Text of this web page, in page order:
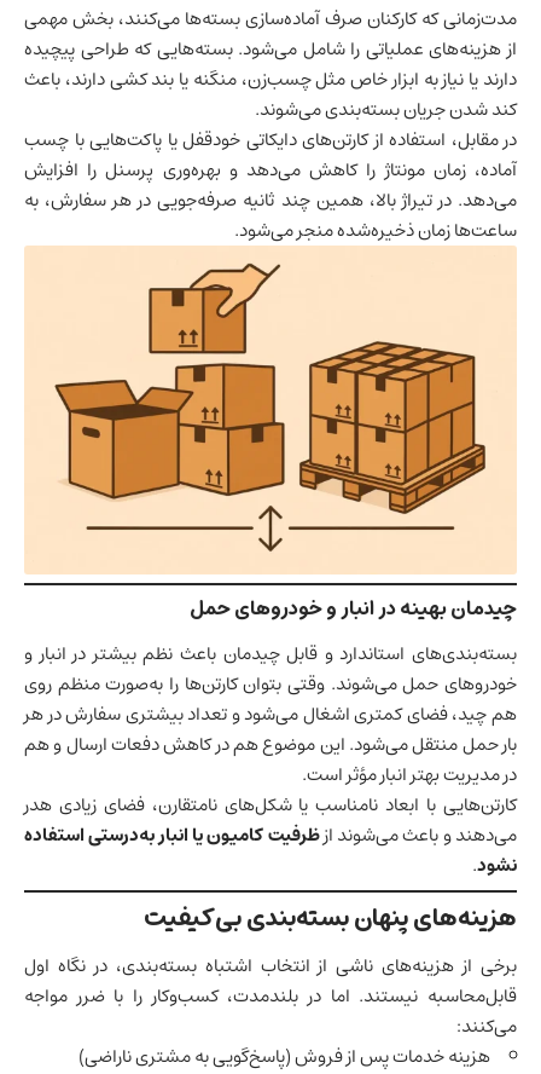
مدت‌زمانی که کارکنان صرف آماده‌سازی بسته‌ها می‌کنند، بخش مهمی
از هزینه‌های عملیاتی را شامل می‌شود. بسته‌هایی که طراحی پیچیده
دارند یا نیاز به ابزار خاص مثل چسب‌زن، منگنه یا بند کشی دارند، باعث
کند شدن جریان بسته‌بندی می‌شوند.
در مقابل، استفاده از کارتن‌های دایکاتی خودقفل یا پاکت‌هایی با چسب
آماده، زمان مونتاژ را کاهش می‌دهد و بهره‌وری پرسنل را افزایش
می‌دهد. در تیراژ بالا، همین چند ثانیه صرفه‌جویی در هر سفارش، به
ساعت‌ها زمان ذخیره‌شده منجر می‌شود.
چیدمان بهینه در انبار و خودروهای حمل
بسته‌بندی‌های استاندارد و قابل چیدمان باعث نظم بیشتر در انبار و
خودروهای حمل می‌شوند. وقتی بتوان کارتن‌ها را به‌صورت منظم روی
هم چید، فضای کمتری اشغال می‌شود و تعداد بیشتری سفارش در هر
بار حمل منتقل می‌شود. این موضوع هم در کاهش دفعات ارسال و هم
در مدیریت بهتر انبار مؤثر است.
کارتن‌هایی با ابعاد نامناسب یا شکل‌های نامتقارن، فضای زیادی هدر
می‌دهند و باعث می‌شوند ازظرفیت کامیون یا انبار به‌درستی استفاده
نشود.
هزینه‌های پنهان بسته‌بندی بی‌کیفیت
برخی از هزینه‌های ناشی از انتخاب اشتباه بسته‌بندی، در نگاه اول
قابل‌محاسبه نیستند. اما در بلندمدت، کسب‌وکار را با ضرر مواجه
می‌کنند:
هزینه خدمات پس از فروش (پاسخ‌گویی به مشتری ناراضی)